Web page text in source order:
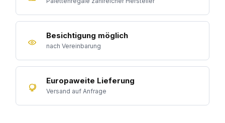
Besichtigung möglich
nach Vereinbarung
Europaweite Lieferung
Versand auf Anfrage